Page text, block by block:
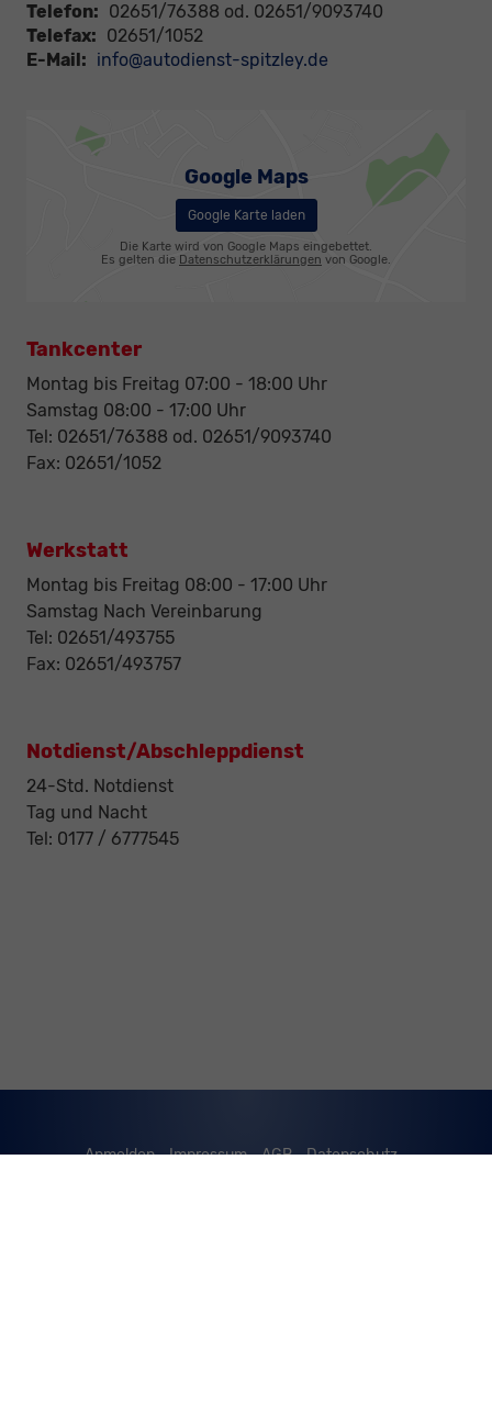
Telefon: 02651/76388 od. 02651/9093740
Telefax: 02651/1052
E-Mail: info@autodienst-spitzley.de
Google Maps
Google Karte laden
Die Karte wird von Google Maps eingebettet.
Es gelten die Datenschutzerklärungen von Google.
Tankcenter
Montag bis Freitag 07:00 - 18:00 Uhr
Samstag 08:00 - 17:00 Uhr
Tel: 02651/76388 od. 02651/9093740
Fax: 02651/1052
Werkstatt
Montag bis Freitag 08:00 - 17:00 Uhr
Samstag Nach Vereinbarung
Tel: 02651/493755
Fax: 02651/493757
Notdienst/Abschleppdienst
24-Std. Notdienst
Tag und Nacht
Tel: 0177 / 6777545
Anmelden Impressum AGB
Datenschutz